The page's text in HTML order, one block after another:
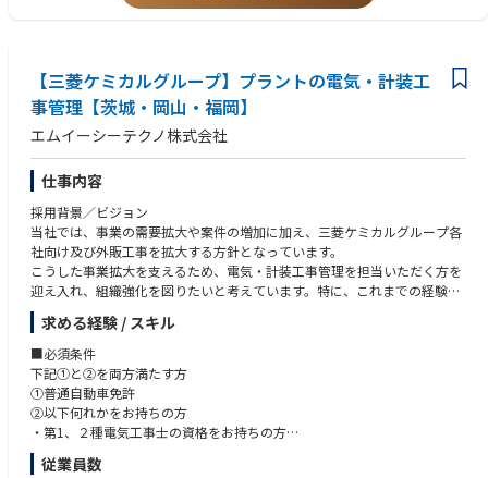
点をつくる、事業成長の最重要領域です。
■組織構成
上司・先輩、関連部署、協力会社と密に連携。仕入れの意思決定はチーム
で行い、成功・失敗事例を共有しながら成果最大化を図ります。
■業務の魅力
・安定：プライム上場HD子会社×多角的事業展開の資本力で、景況に左右
されにくい事業運営。
・将来性：住まい需要を支える不動産×住宅領域で、グループとして継続
投資。用地確保は今後も価値が高まり続ける中核業務。
・キャリア/専門性：用地仕入れは上流工程。相場観、法務/税務、開発/造
成、収支設計、交渉術が実務で体系化され、市場価値が大きく向上。将来
的にエリア責任者・マネジメントも目指せます。
・収入：成果がインセンに直結、上限なし。
【三菱ケミカルグループ】プラントの電気・計装工
事管理【茨城・岡山・福岡】
エムイーシーテクノ株式会社
仕事内容
採用背景／ビジョン
当社では、事業の需要拡大や案件の増加に加え、三菱ケミカルグループ各
社向け及び外販工事を拡大する方針となっています。
こうした事業拡大を支えるため、電気・計装工事管理を担当いただく方を
迎え入れ、組織強化を図りたいと考えています。特に、これまでの経験を
活かしながら、組織と共に成長していただける方をお待ちしています。
業務概要
【職務概要】
当社は、三菱ケミカルグループ各社をはじめ、近隣各社が操業する化学・
繊維・食品・半導体工場等のメンテナンス及び建設業務を幅広く担ってい
ます。
等に関する「計装工事管理」業務をお任せ致します。
求める経験 / スキル
■必須条件
下記①と②を両方満たす方
①普通自動車免許
②以下何れかをお持ちの方
・第1、２種電気工事士の資格をお持ちの方
・電気・計装工事或いは電気設備の保守、工事に関する経験をお持ちの方
従業員数